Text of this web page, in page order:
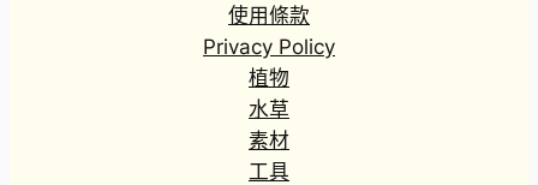
8
0
到
H
K
$
2
使用條款
Privacy Policy
植物
水草
素材
工具